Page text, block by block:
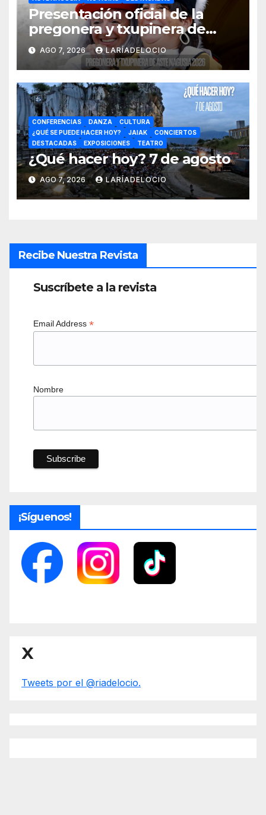
Presentación oficial de la
pregonera y txupinera de
Aste Nagusia 2026
AGO 7, 2026 LARÍADELOCIO
CONFERENCIAS DANZA
CULTURA
¿QUÉ SE PUEDE HACER HOY?
JAIAK
CONCIERTOS
DESTACADAS
EXPOSICIONES TEATRO
¿Qué hacer hoy? 7 de agosto
AGO 7, 2026 LARÍADELOCIO
Recibe Nuestra Revista
Suscríbete a la revista
Email Address *
Nombre
¡Síguenos!
X
Tweets por el @riadelocio.